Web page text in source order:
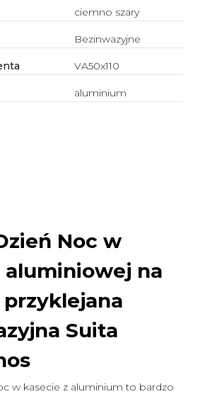
ciemno szary
Bezinwazyjne
VA50x110
aluminium
Noc w
aluminiowej na
przyklejana
Suita
w kasecie z aluminium to bardzo